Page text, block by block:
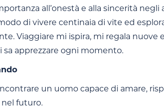
all’onestà e alla sincerità
di vivere centinaia di vite ed
Viaggiare mi ispira, mi regala
sa apprezzare ogni momento.
un uomo capace di amare,
futuro.